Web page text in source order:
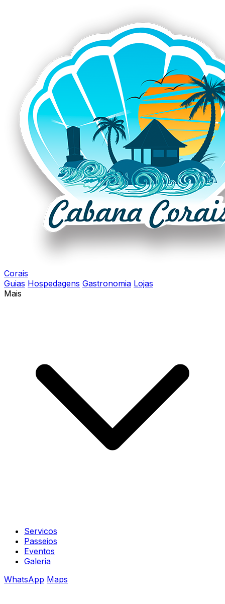
Corais
Guias Hospedagens Gastronomia Lojas
Mais
Servicos
Passeios
Eventos
Galeria
WhatsApp Maps